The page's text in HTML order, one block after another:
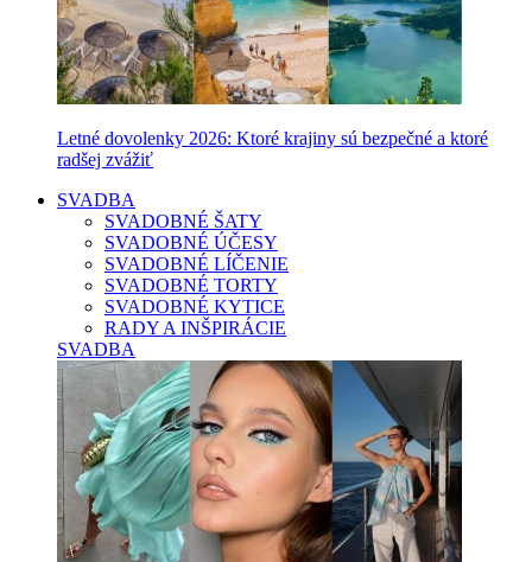
Letné dovolenky 2026: Ktoré krajiny sú bezpečné a ktoré
radšej zvážiť
SVADBA
SVADOBNÉ ŠATY
SVADOBNÉ ÚČESY
SVADOBNÉ LÍČENIE
SVADOBNÉ TORTY
SVADOBNÉ KYTICE
RADY A INŠPIRÁCIE
SVADBA